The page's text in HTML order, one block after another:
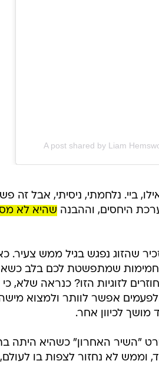
A post shared by Liam
ביי. נלחמתי, ניסיתי, אבל זה
היחסים, וההבנה שהיא לא
שהזוג נפגש בגיל ממש צעיר.
מגיל 17, חוץ מהחיבה והחמימות שמתפשטת לכם בלב
לזוגיות הזו? כנראה שלא, כי
אפשר לוותר ולמצוא
לכיוון אחר.
וממש לא נחזור לצפות בו לעולם,